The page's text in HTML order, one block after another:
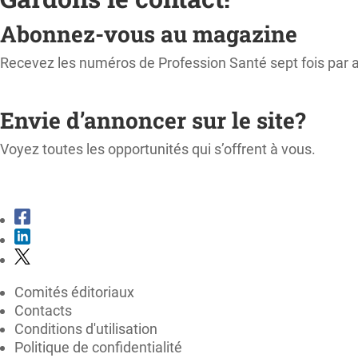
Abonnez-vous au magazine
Recevez les numéros de Profession Santé sept fois par
Envie d’annoncer sur le site?
Voyez toutes les opportunités qui s’offrent à vous.
Comités éditoriaux
Contacts
Conditions d'utilisation
Politique de confidentialité